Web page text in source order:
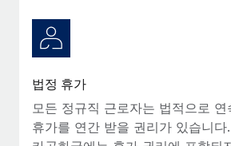
신원 조사
채용 후보자 심사 프로세스 간소화
Compliance Watchtower
기기 관리
사례 연구
모든 리소스 보기
글로벌 급여
법정 휴가
모든 정규직 근로자는 법적으로 연
휴가를 연간 받을 권리가 있습니다